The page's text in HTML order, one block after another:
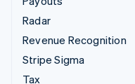
Radar
Revenue Recognition
Stripe Sigma
Tax